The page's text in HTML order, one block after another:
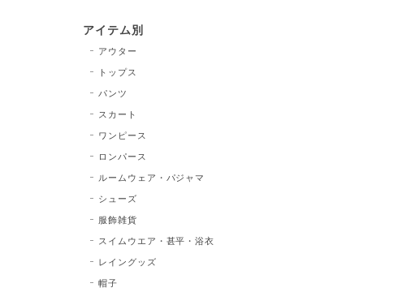
アイテム別
アウター
トップス
パンツ
スカート
ワンピース
ロンパース
ルームウェア・パジャマ
シューズ
服飾雑貨
スイムウエア・甚平・浴衣
レイングッズ
帽子